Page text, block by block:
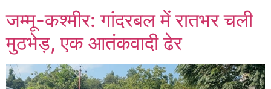
जम्मू-कश्मीर: गांदरबल में रातभर चली
मुठभेड़, एक आतंकवादी ढेर